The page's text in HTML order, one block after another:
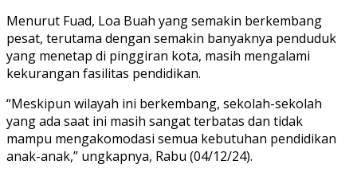
Menurut Fuad, Loa Buah yang semakin berkembang
pesat, terutama dengan semakin banyaknya penduduk
yang menetap di pinggiran kota, masih mengalami
kekurangan fasilitas pendidikan.
“Meskipun wilayah ini berkembang, sekolah-sekolah
yang ada saat ini masih sangat terbatas dan tidak
mampu mengakomodasi semua kebutuhan pendidikan
anak-anak,” ungkapnya, Rabu (04/12/24).